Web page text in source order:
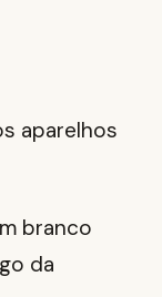
aparelhos
branco
da